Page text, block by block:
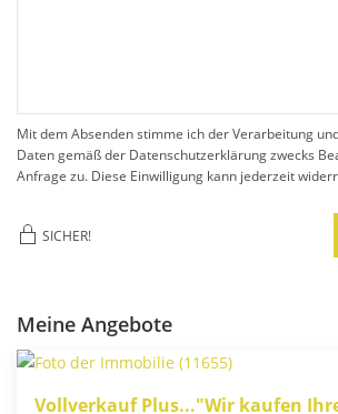
Mit dem Absenden stimme ich der Verarbeitung
Daten gemäß der Datenschutzerklärung zwecks
Anfrage zu. Diese Einwilligung kann jederzeit
SICHER!
Meine Angebote
Vollverkauf Plus..."Wir kaufen